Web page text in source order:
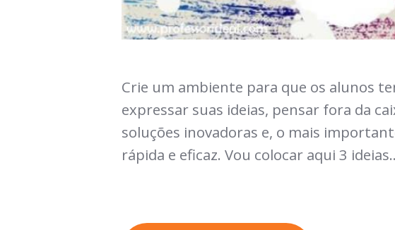
Crie um ambiente para que os alunos
expressar suas ideias, pensar fora da
soluções inovadoras e, o mais
rápida e eficaz. Vou colocar aqui 3